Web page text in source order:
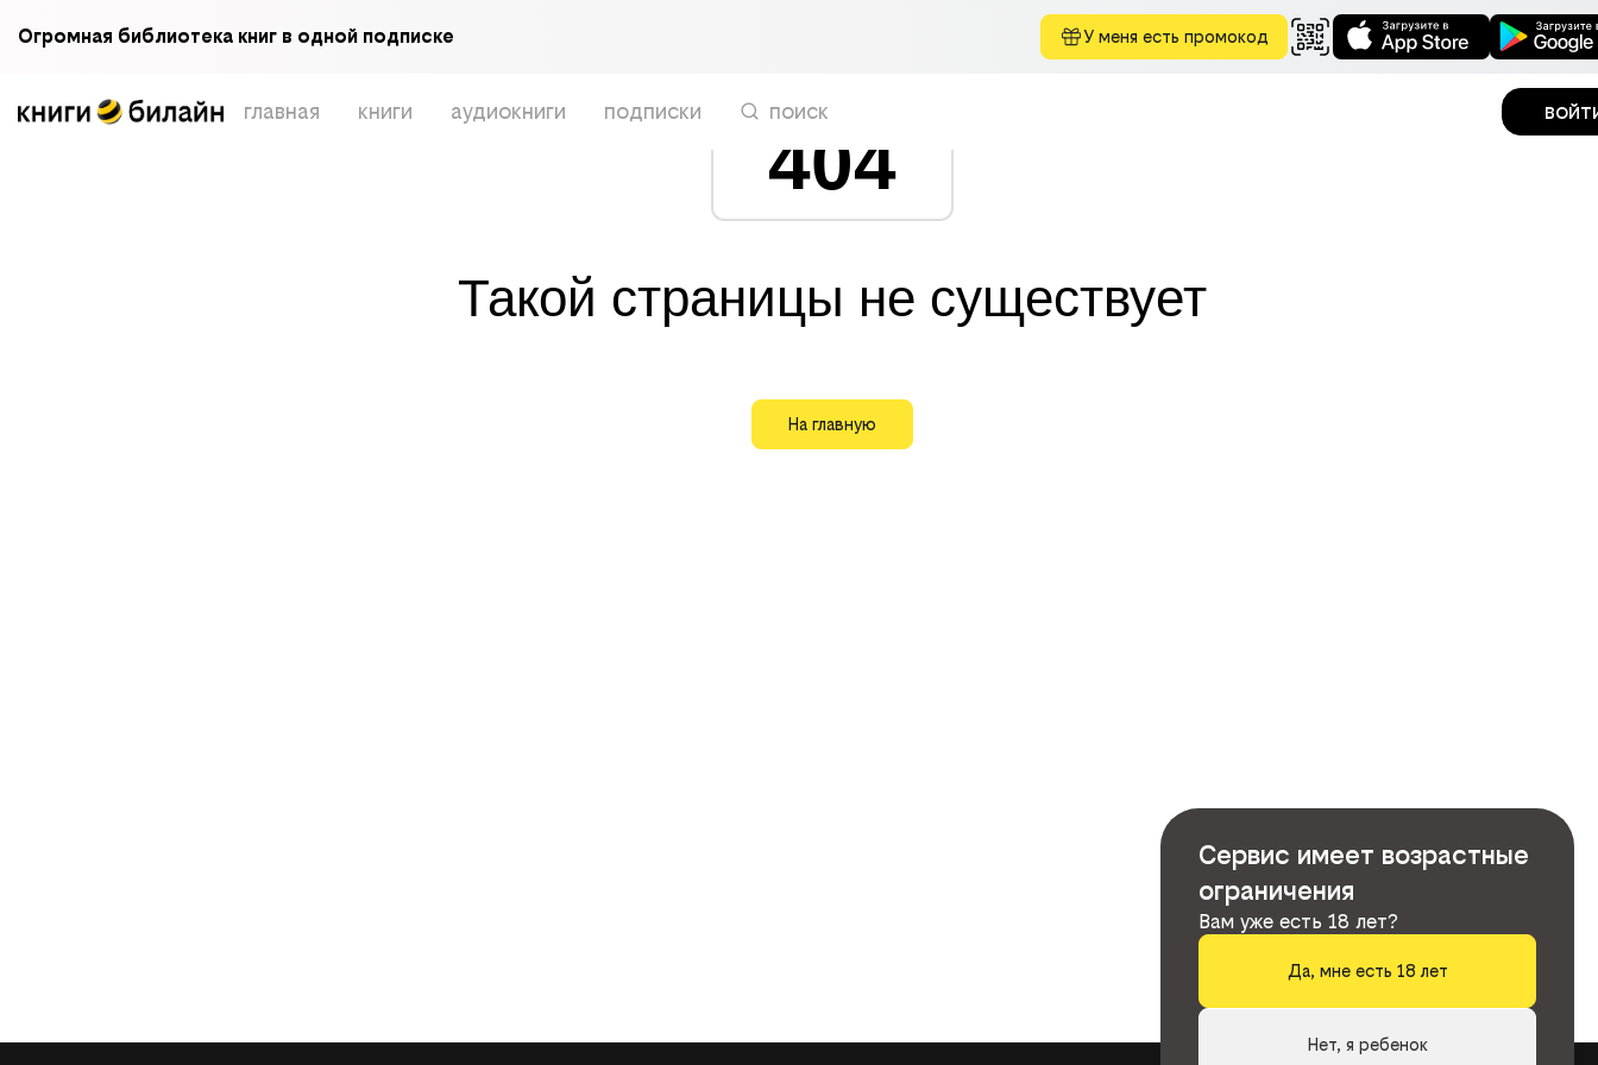
Огромная библиотека книг в одной подписке У меня есть промокод
главная книги аудиокниги подписки поиск
404
Такой страницы не существует
На главную
Сервис имеет возрастные
ограничения
Вам уже есть 18 лет?
Да, мне есть 18 лет
Нет, я ребенок